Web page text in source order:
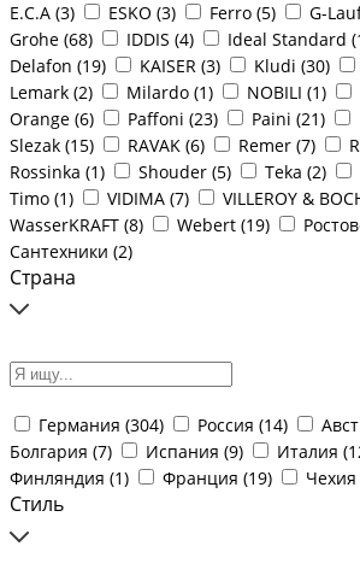
E.C.A (3) ESKO (3) Ferro (5) G-
Grohe (68) IDDIS (4) Ideal Standard (
Delafon (19) KAISER (3) Kludi (30)
Lemark (2) Milardo (1) NOBILI (1)
Orange (6) Paffoni (23) Paini (21)
Slezak (15) RAVAK (6) Remer (7)
Rossinka (1) Shouder (5) Teka (2)
Timo (1) VIDIMA (7) VILLEROY &
WasserKRAFT (8) Webert (19)
Сантехники (2)
Страна
Германия (304) Россия (14)
Болгария (7) Испания (9) Италия (
Финляндия (1) Франция (19) Чехия
Стиль